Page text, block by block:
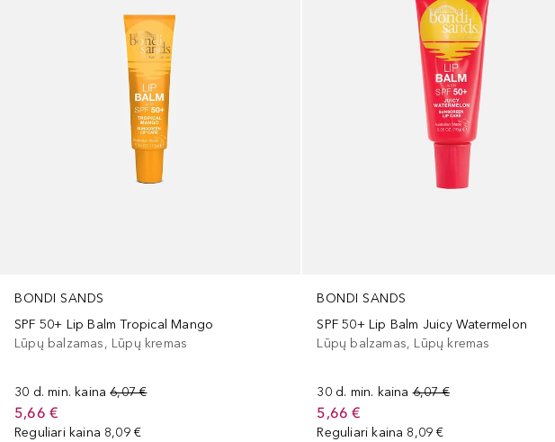
BONDI SANDS
SPF 50+ Lip Balm Tropical Mango
Lūpų balzamas, Lūpų kremas
30 d. min. kaina 6,07 €
5,66 €
Reguliari kaina 8,09 €
BONDI SANDS
SPF 50+ Lip Balm Juicy Watermelon
Lūpų balzamas, Lūpų kremas
30 d. min. kaina 6,07 €
5,66 €
Reguliari kaina 8,09 €